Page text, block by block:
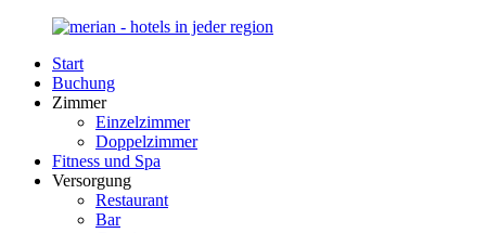
Zurück
Inhalt
Merian-
Hotel.de
Portal
Unterkunft
Start
Buchung
Zimmer
Einzelzimmer
Doppelzimmer
Fitness und Spa
Versorgung
Restaurant
Bar